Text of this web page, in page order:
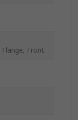
Front